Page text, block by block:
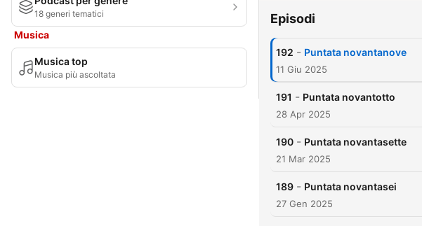
18 generi tematici
Musica
Musica top
Musica più ascoltata
Episodi
192 - Puntata novantanove
11 Giu 2025
191 - Puntata novantotto
28 Apr 2025
190 - Puntata novantasette
21 Mar 2025
189 - Puntata novantasei
27 Gen 2025